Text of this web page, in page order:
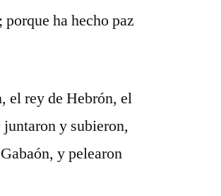
ha hecho paz
el rey de Hebrón, el
y subieron,
y pelearon